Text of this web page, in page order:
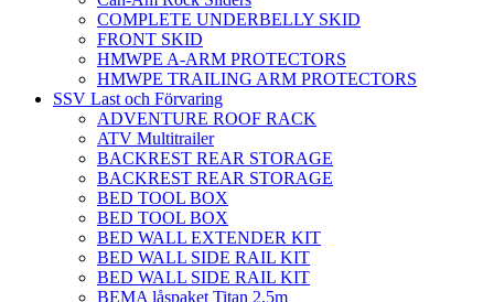
COMPLETE UNDERBELLY SKID
FRONT SKID
HMWPE A-ARM PROTECTORS
HMWPE TRAILING ARM PROTECTORS
SSV Last och Förvaring
ADVENTURE ROOF RACK
ATV Multitrailer
BACKREST REAR STORAGE
BACKREST REAR STORAGE
BED TOOL BOX
BED TOOL BOX
BED WALL EXTENDER KIT
BED WALL SIDE RAIL KIT
BED WALL SIDE RAIL KIT
BEMA låspaket Titan 2,5m